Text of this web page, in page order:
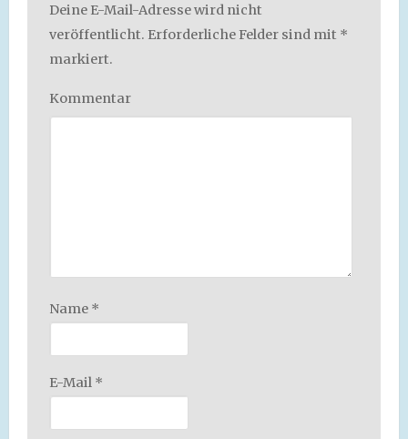
Deine E-Mail-Adresse wird nicht
veröffentlicht. Erforderliche Felder sind mit *
markiert.
Kommentar
Name *
E-Mail *